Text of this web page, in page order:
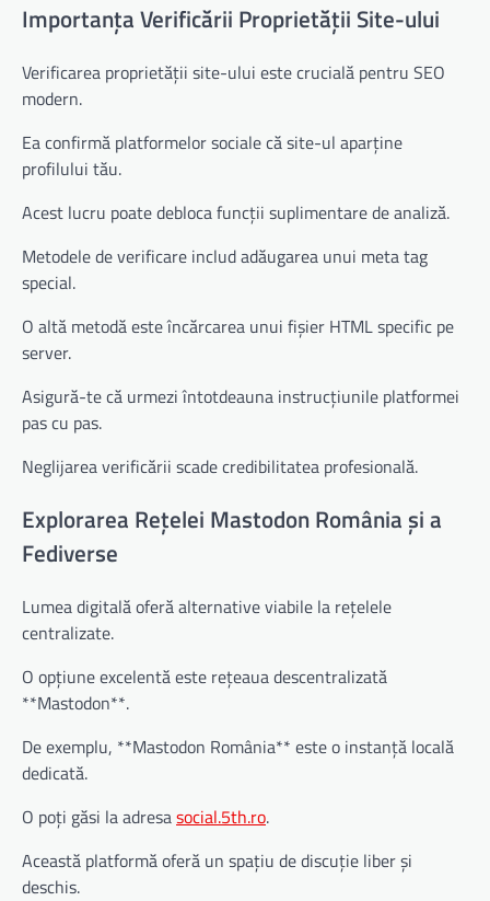
Importanța Verificării Proprietății Site-ului
Verificarea proprietății site-ului este crucială pentru SEO
modern.
Ea confirmă platformelor sociale că site-ul aparține
profilului tău.
Acest lucru poate debloca funcții suplimentare de analiză.
Metodele de verificare includ adăugarea unui meta tag
special.
O altă metodă este încărcarea unui fișier HTML specific pe
server.
Asigură-te că urmezi întotdeauna instrucțiunile platformei
pas cu pas.
Neglijarea verificării scade credibilitatea profesională.
Explorarea Rețelei Mastodon România și a
Fediverse
Lumea digitală oferă alternative viabile la rețelele
centralizate.
O opțiune excelentă este rețeaua descentralizată
**Mastodon**.
De exemplu, **Mastodon România** este o instanță locală
dedicată.
O poți găsi la adresasocial.5th.ro.
Această platformă oferă un spațiu de discuție liber și
deschis.